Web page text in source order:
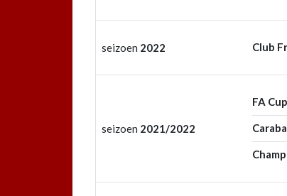
seizoen 2022 Club
seizoen 2021/2022
FA Cup